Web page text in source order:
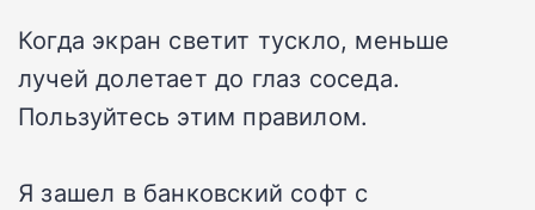
Когда экран светит тускло, меньше
лучей долетает до глаз соседа.
Пользуйтесь этим правилом.
Я зашел в банковский софт с